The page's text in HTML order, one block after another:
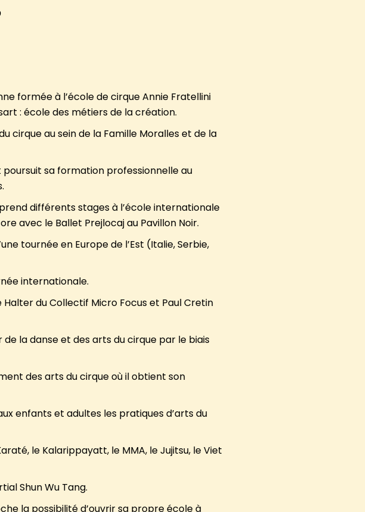
formée à l’école de cirque Annie Fratellini
: école des métiers de la création.
cirque au sein de la Famille Moralles et de la
poursuit sa formation professionnelle au
différents stages à l’école internationale
avec le Ballet Prejlocaj au Pavillon Noir.
tournée en Europe de l’Est (Italie, Serbie,
internationale.
du Collectif Micro Focus et Paul Cretin
la danse et des arts du cirque par le biais
des arts du cirque où il obtient son
enfants et adultes les pratiques d’arts du
le Kalarippayatt, le MMA, le Jujitsu, le Viet
Shun Wu Tang.
la possibilité d’ouvrir sa propre école à